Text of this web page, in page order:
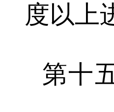
度以上
第十